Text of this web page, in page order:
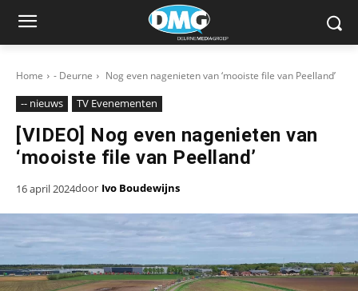
Home - Deurne Nog even nagenieten van ‘mooiste file van Peelland’
-- nieuws TV Evenementen
[VIDEO] Nog even nagenieten van
‘mooiste file van Peelland’
16 april 2024door Ivo Boudewijns